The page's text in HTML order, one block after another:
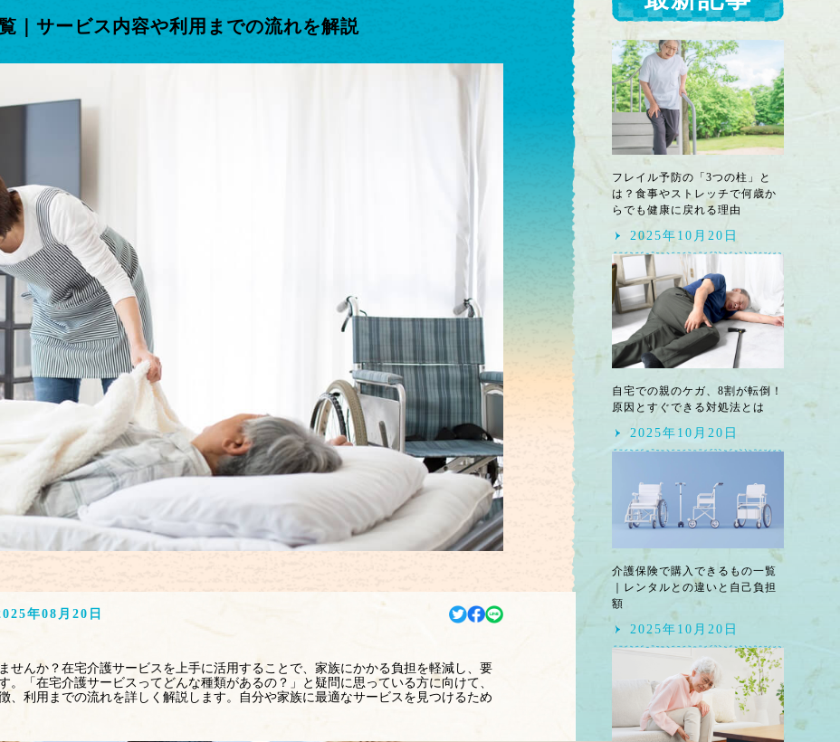
｜サービス内容や利用までの流れを解説
年08月20日
せんか？在宅介護サービスを上手に活用することで、家族にかかる負担を軽減し、要
。「在宅介護サービスってどんな種類があるの？」と疑問に思っている方に向けて、
、利用までの流れを詳しく解説します。自分や家族に最適なサービスを見つけるため
フレイル予防の「3つの柱」と
は？食事やストレッチで何歳か
らでも健康に戻れる理由
2025年10月20日
自宅での親のケガ、8割が転倒！
原因とすぐできる対処法とは
2025年10月20日
介護保険で購入できるもの一覧
｜レンタルとの違いと自己負担
額
2025年10月20日